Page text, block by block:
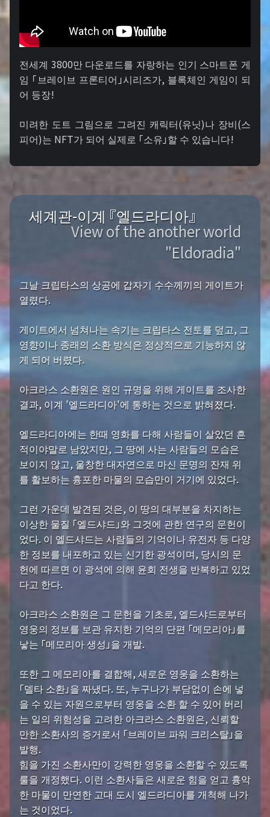
전세계 3800만 다운로드를 자랑하는 인기 스마트폰 게
임 「브레이브 프론티어」시리즈가, 블록체인 게임이 되
어 등장!
미려한 도트 그림으로 그려진 캐릭터(유닛)나 장비(스
피어)는 NFT가 되어 실제로 「소유」할 수 있습니다!
세계관-이계 『엘드라디아』
View of the another world
"Eldoradia"
그날 크립타스의 상공에 갑자기 수수께끼의 게이트가
열렸다.
게이트에서 넘쳐나는 속기는 크립타스 전토를 덮고, 그
영향이나 종래의 소환 방식은 정상적으로 기능하지 않
게 되어 버렸다.
아크라스 소환원은 원인 규명을 위해 게이트를 조사한
결과, 이계 '엘드라디아'에 통하는 것으로 밝혀졌다.
엘드라디아에는 한때 영화를 다해 사람들이 살았던 흔
적이야말로 남았지만, 그 땅에 사는 사람들의 모습은
보이지 않고, 울창한 대자연으로 마신 문명의 잔재 위
를 활보하는 흉포한 마물의 모습만이 거기에 있었다.
그런 가운데 발견된 것은, 이 땅의 대부분을 차지하는
이상한 물질 「엘드샤드」와 그것에 관한 연구의 문헌이
었다. 이 엘드샤드는 사람들의 기억이나 유전자 등 다양
한 정보를 내포하고 있는 신기한 광석이며, 당시의 문
헌에 따르면 이 광석에 의해 윤회 전생을 반복하고 있었
다고 한다.
아크라스 소환원은 그 문헌을 기초로, 엘드샤드로부터
영웅의 정보를 보관 유지한 기억의 단편 「메모리아」를
낳는 「메모리아 생성」을 개발.
또한 그 메모리아를 결합해, 새로운 영웅을 소환하는
「델타 소환」을 짜냈다. 또, 누구나가 부담없이 손에 넣
을 수 있는 자원으로부터 영웅을 소환 할 수 있어 버리
는 일의 위험성을 고려한 아크라스 소환원은, 신뢰할
만한 소환사의 증거로서 「브레이브 파워 크리스탈」을
발행.
힘을 가진 소환사만이 강력한 영웅을 소환할 수 있도록
룰을 개정했다. 이런 소환사들은 새로운 힘을 얻고 흉악
한 마물이 만연한 고대 도시 엘드라디아를 개척해 나가
는 것이었다.